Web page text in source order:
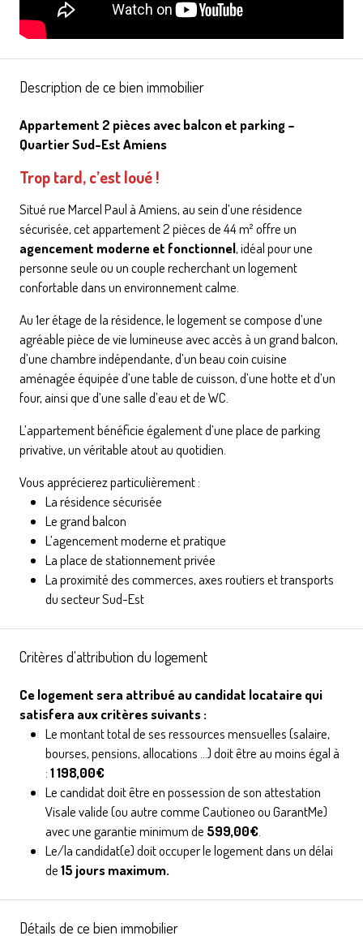
Description de ce bien immobilier
Appartement 2 pièces avec balcon et parking –
Quartier Sud-Est Amiens
Trop tard, c’est loué !
Situé rue Marcel Paul àAmiens, au sein d’une résidence
sécurisée, cet appartement 2 pièces de 44 m² offre un
agencement moderne et fonctionnel, idéal pour une
personne seule ou un couple recherchant un logement
confortable dans un environnement calme.
Au 1er étage de la résidence, le logement se compose d’une
agréable pièce de vie lumineuse avec accès à un grand balcon,
d’une chambre indépendante, d’un beau coin cuisine
aménagée équipée d’une table de cuisson, d’une hotte et d’un
four, ainsi que d’une salle d’eau et de WC.
L’appartement bénéficie également d’une place de parking
privative, un véritable atout au quotidien.
Vous apprécierez particulièrement :
La résidence sécurisée
Le grand balcon
L’agencement moderne et pratique
La place de stationnement privée
La proximité des commerces, axes routiers et transports
du secteur Sud-Est
Critères d'attribution du logement
Ce logement sera attribué au candidat locataire qui
satisfera aux critères suivants :
Le montant total de ses ressources mensuelles (salaire,
bourses, pensions, allocations ...) doit être au moins égal à
:1 198,00€
Le candidat doit être en possession de son attestation
Visale valide (ou autre comme Cautioneo ou GarantMe)
avec une garantie minimum de 599,00€
Le/la candidat(e) doit occuper le logement dans un délai
de15 jours maximum.
Détails de ce bien immobilier